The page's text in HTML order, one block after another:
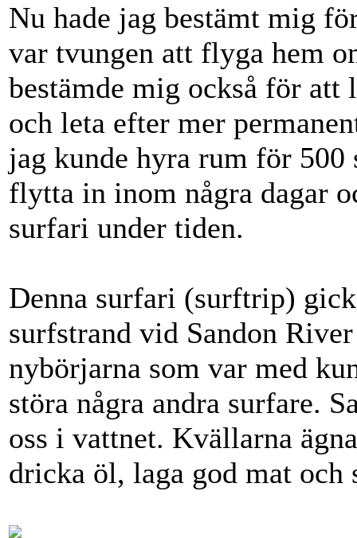
Nu hade jag bestämt mig
var tvungen att flyga hem
bestämde mig också för att
och leta efter mer
jag kunde hyra rum för 500
flytta in inom några dagar
surfari under tiden.
Denna surfari (surftrip)
surfstrand vid Sandon
nybörjarna som var med
störa några andra surfare.
oss i vattnet. Kvällarna
dricka öl, laga god mat och